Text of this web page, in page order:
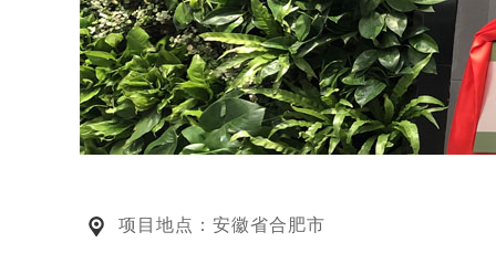
项目地点：安徽省合肥市